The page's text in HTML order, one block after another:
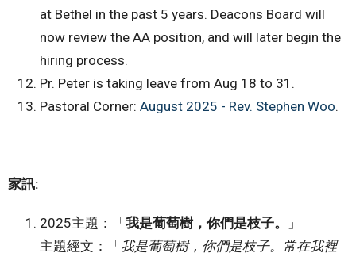
at Bethel in the past 5 years. Deacons Board will
now review the AA position, and will later begin the
hiring process.
Pr. Peter is taking leave from Aug 18 to 31.
Pastoral Corner: August 2025 - Rev. Stephen Woo.
家訊:
2025主題：「 我是葡萄樹，你們是枝子。
」
主題經文：「 我是葡萄樹，你們是枝子。常在我裡